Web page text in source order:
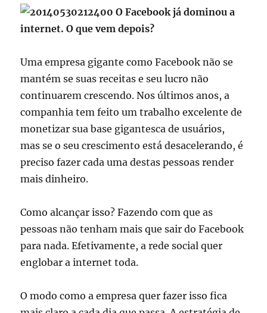
Uma empresa gigante como Facebook não se
mantém se suas receitas e seu lucro não
continuarem crescendo. Nos últimos anos, a
companhia tem feito um trabalho excelente de
monetizar sua base gigantesca de usuários,
mas se o seu crescimento está desacelerando, é
preciso fazer cada uma destas pessoas render
mais dinheiro.
Como alcançar isso? Fazendo com que as
pessoas não tenham mais que sair do Facebook
para nada. Efetivamente, a rede social quer
englobar a internet toda.
O modo como a empresa quer fazer isso fica